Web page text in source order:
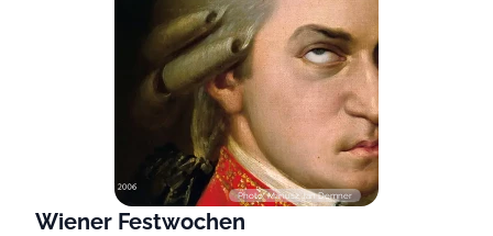
Photo: Mariusz Jan Demner
Wiener Festwochen